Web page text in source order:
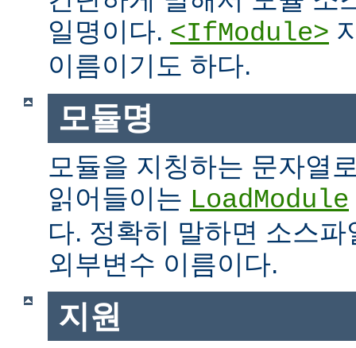
일명이다. <IfModule>
이름이기도 하다.
모듈명
모듈을 지칭하는 문자열
읽어들이는 LoadModule
다. 정확히 말하면 소스
외부변수 이름이다.
지원